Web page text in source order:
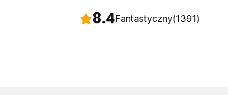
8.4Fantastyczny(1391)